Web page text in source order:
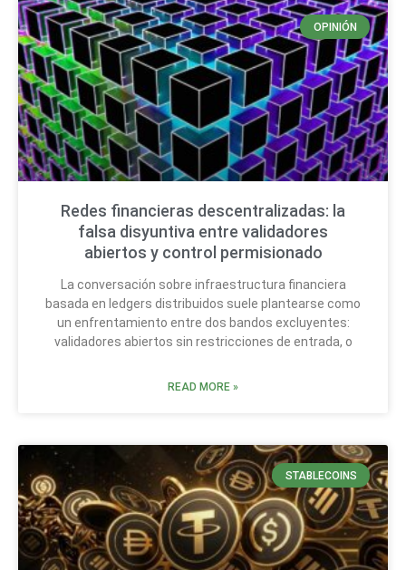
OPINIÓN
Redes financieras descentralizadas: la
falsa disyuntiva entre validadores
abiertos y control permisionado
La conversación sobre infraestructura financiera
basada en ledgers distribuidos suele plantearse como
un enfrentamiento entre dos bandos excluyentes:
validadores abiertos sin restricciones de entrada, o
READ MORE »
STABLECOINS